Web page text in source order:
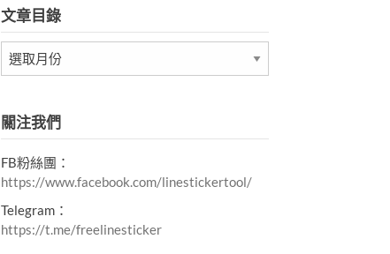
文章目錄
文
章
關注我們
FB粉絲團：
https://www.facebook.com/linestickertool/
Telegram：
https://t.me/freelinesticker